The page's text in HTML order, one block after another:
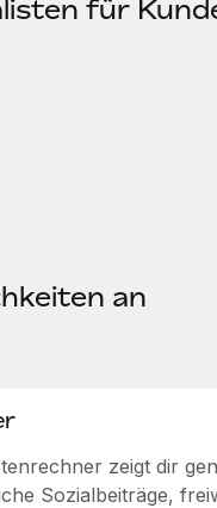
für
an
zeigt dir
Sozialbeiträge,